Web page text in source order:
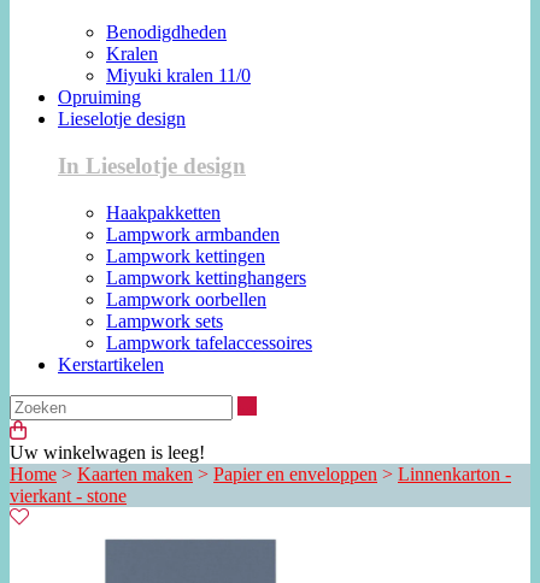
Benodigdheden
Kralen
Miyuki kralen 11/0
Opruiming
Lieselotje design
In Lieselotje design
Haakpakketten
Lampwork armbanden
Lampwork kettingen
Lampwork kettinghangers
Lampwork oorbellen
Lampwork sets
Lampwork tafelaccessoires
Kerstartikelen
Uw winkelwagen is leeg!
Home > Kaarten maken > Papier en enveloppen > Linnenkarton -
vierkant - stone